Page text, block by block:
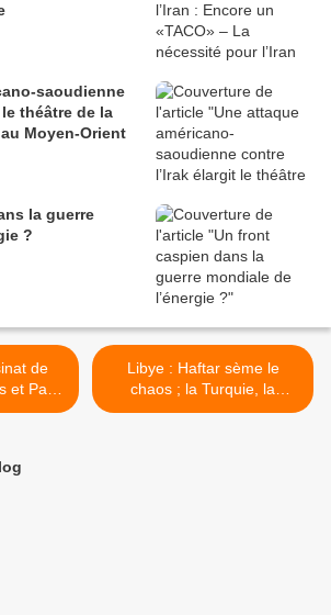
saoudienne
théâtre de la
Moyen-Orient
la guerre
?
et Paris
Libye : Haftar sème le
chaos ; la Turquie, la
Tunisie et l’Algérie se